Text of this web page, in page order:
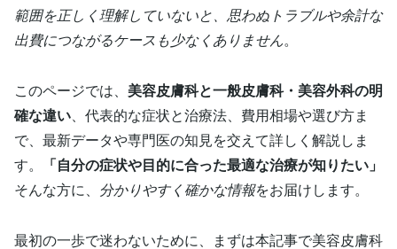
範囲を正しく理解していないと、思わぬトラブルや余計な
出費につながるケースも少なくありません。
このページでは、 美容皮膚科と一般皮膚科・美容外科の明
確な違い 、代表的な症状と治療法、費用相場や選び方ま
で、最新データや専門医の知見を交えて詳しく解説しま
す。
「自分の症状や目的に合った最適な治療が知りたい」
そんな方に、
分かりやすく確かな情報をお届けします。
最初の一歩で迷わないために、まずは本記事で美容皮膚科